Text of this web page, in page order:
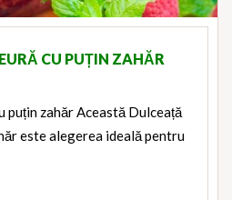
CU PUȚIN ZAHĂR
puțin zahăr Această Dulceață
este alegerea ideală pentru